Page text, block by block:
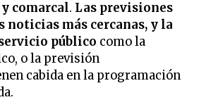
comarcal. Las previsiones
más cercanas, y la
público como la
o la previsión
cabida en la programación